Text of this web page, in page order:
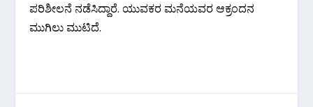
ಪರಿಶೀಲನೆ ನಡೆಸಿದ್ದಾರೆ. ಯುವಕರ ಮನೆಯವರ ಆಕ್ರಂದನ
ಮುಗಿಲು ಮುಟಿದೆ.